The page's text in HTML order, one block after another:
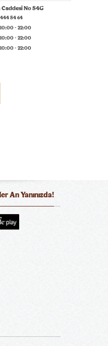
No 54G
444 54 64
10:00 - 22:00
10:00 - 22:00
10:00 - 22:00
An Yanınızda!